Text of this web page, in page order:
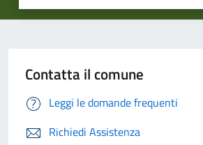
Contatta il comune
Leggi le domande frequenti
Richiedi Assistenza